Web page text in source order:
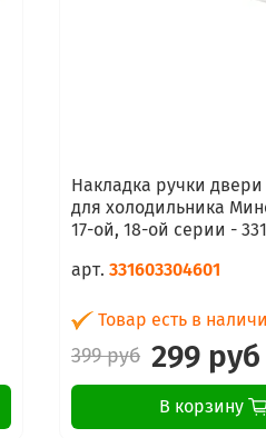
Накладка ручки
для холодильника
17-ой, 18-ой серии -
арт.331603304601
Товар есть в
399 руб 299 руб
В корзину